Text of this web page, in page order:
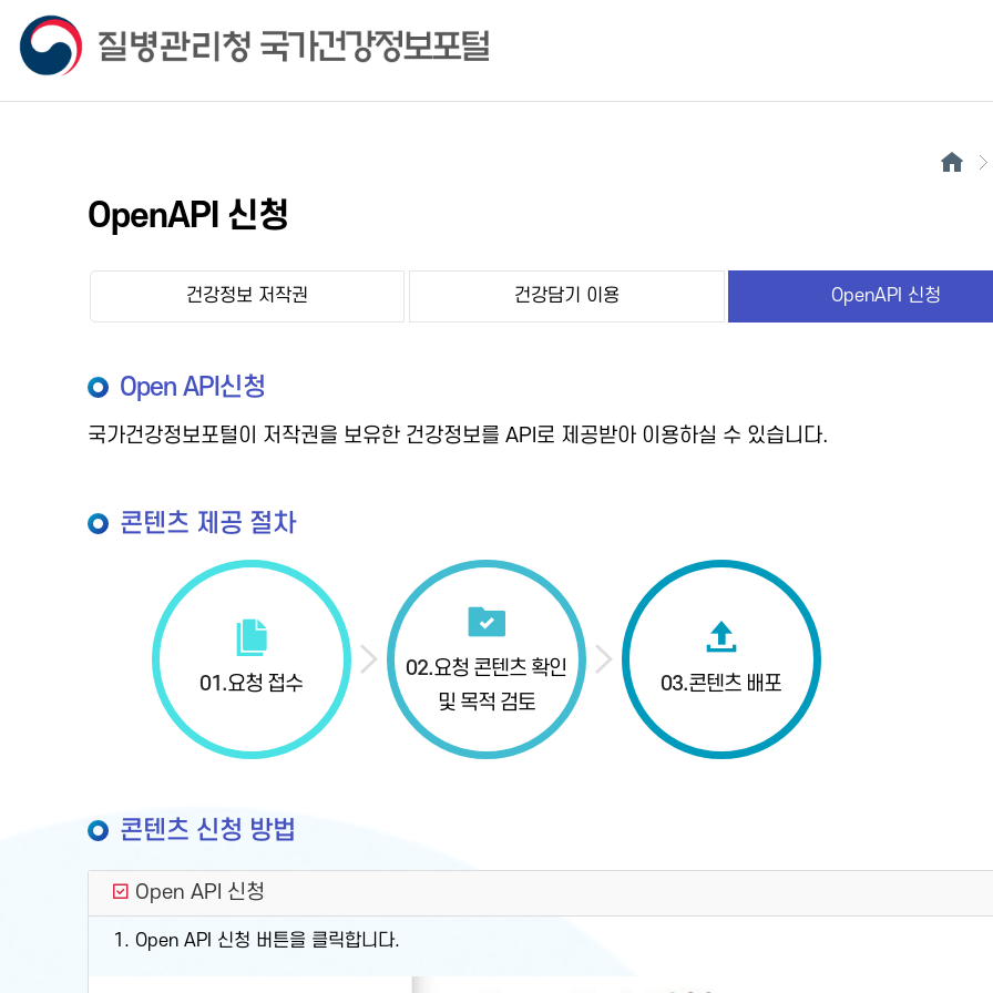
OpenAPI 신청
건강정보 저작권 건강담기 이용 OpenAPI 신청
Open API신청
국가건강정보포털이 저작권을 보유한 건강정보를 API로 제공받아 이용하실 수 있습니다.
콘텐츠 제공 절차
01.요청 접수
02.요청 콘텐츠 확인
및 목적 검토
03.콘텐츠 배포
콘텐츠 신청 방법
Open API 신청
1. Open API 신청 버튼을 클릭합니다.